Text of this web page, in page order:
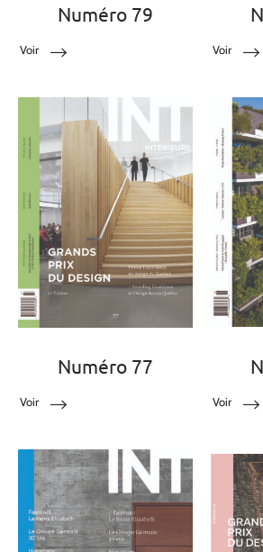
Numéro 79
Voir Voir
Numéro 77
Voir Voir